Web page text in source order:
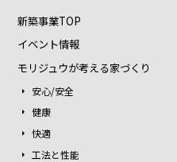
新築事業TOP
イベント情報
モリジュウが考える家づくり
安心/安全
健康
快適
工法と性能